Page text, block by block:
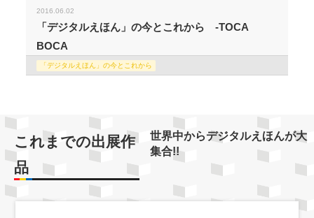
2016.06.02
「デジタルえほん」の今とこれから -TOCA
BOCA
「デジタルえほん」の今とこれから
これまでの出展作
品
世界中からデジタルえほんが大
集合!!